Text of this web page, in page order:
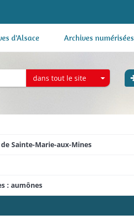
d'Alsace Archives numérisées
dans tout le site
Sainte-Marie-aux-Mines
: aumônes